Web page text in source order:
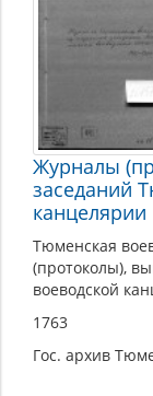
Журналы
заседаний
канцелярии
Тюменская
(протоколы),
воеводской
1763
Гос. архив